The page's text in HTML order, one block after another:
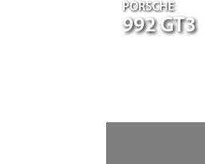
PORSCHE
992 GT3